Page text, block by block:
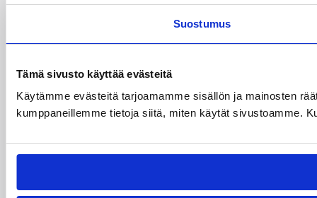
Suostumus
Tämä sivusto käyttää evästeitä
Käytämme evästeitä tarjoamamme sisällön ja mainosten
kumppaneillemme tietoja siitä, miten käytät sivustoamme.